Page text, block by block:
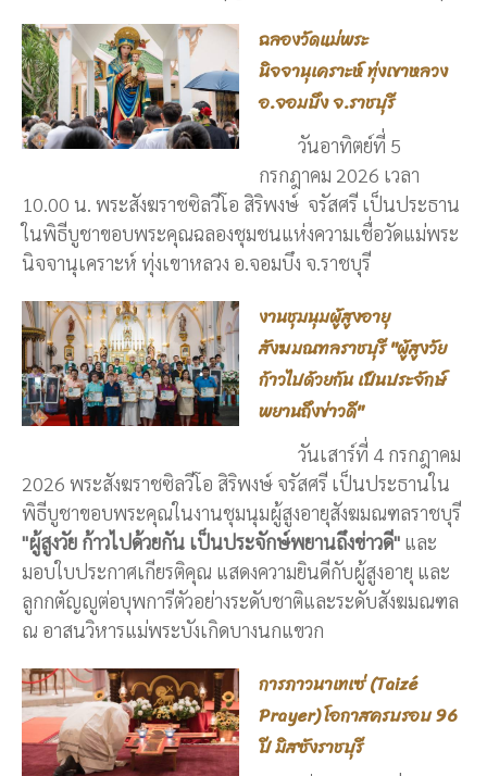
ฉลองวัดแม่พระ
นิจจานุเคราะห์ ทุ่งเขาหลวง
อ.จอมบึง จ.ราชบุรี
วันอาทิตย์ที่ 5
กรกฎาคม 2026 เวลา
10.00 น. พระสังฆราชซิลวีโอ สิริพงษ์ จรัสศรี เป็นประธาน
ในพิธีบูชาขอบพระคุณฉลองชุมชนแห่งความเชื่อวัดแม่พระ
นิจจานุเคราะห์ ทุ่งเขาหลวง อ.จอมบึง จ.ราชบุรี
งานชุมนุมผู้สูงอายุ
สังฆมณฑลราชบุรี "ผู้สูงวัย
ก้าวไปด้วยกัน เป็นประจักษ์
พยานถึงข่าวดี"
วันเสาร์ที่ 4 กรกฎาคม
2026 พระสังฆราชซิลวีโอ สิริพงษ์ จรัสศรี เป็นประธานใน
พิธีบูชาขอบพระคุณในงานชุมนุมผู้สูงอายุสังฆมณฑลราชบุรี
"ผู้สูงวัย ก้าวไปด้วยกัน เป็นประจักษ์พยานถึงข่าวดี" และ
มอบใบประกาศเกียรติคุณ แสดงความยินดีกับผู้สูงอายุ และ
ลูกกตัญญูต่อบุพการีตัวอย่างระดับชาติและระดับสังฆมณฑล
ณ อาสนวิหารแม่พระบังเกิดบางนกแขวก
การภาวนาเทเซ่ (Taizé
Prayer) โอกาสครบรอบ 96
ปี มิสซังราชบุรี